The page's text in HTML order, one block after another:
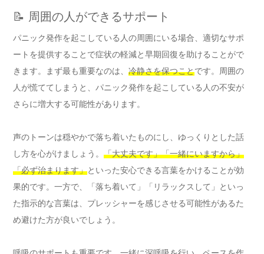
📝 周囲の人ができるサポート
パニック発作を起こしている人の周囲にいる場合、適切なサポ
ートを提供することで症状の軽減と早期回復を助けることがで
きます。まず最も重要なのは、 冷静さを保つことです。周囲の
人が慌ててしまうと、パニック発作を起こしている人の不安が
さらに増大する可能性があります。
声のトーンは穏やかで落ち着いたものにし、ゆっくりとした話
し方を心がけましょう。 「大丈夫です」「一緒にいますから」
「必ず治まります」といった安心できる言葉をかけることが効
果的です。一方で、「落ち着いて」「リラックスして」といっ
た指示的な言葉は、プレッシャーを感じさせる可能性があるた
め避けた方が良いでしょう。